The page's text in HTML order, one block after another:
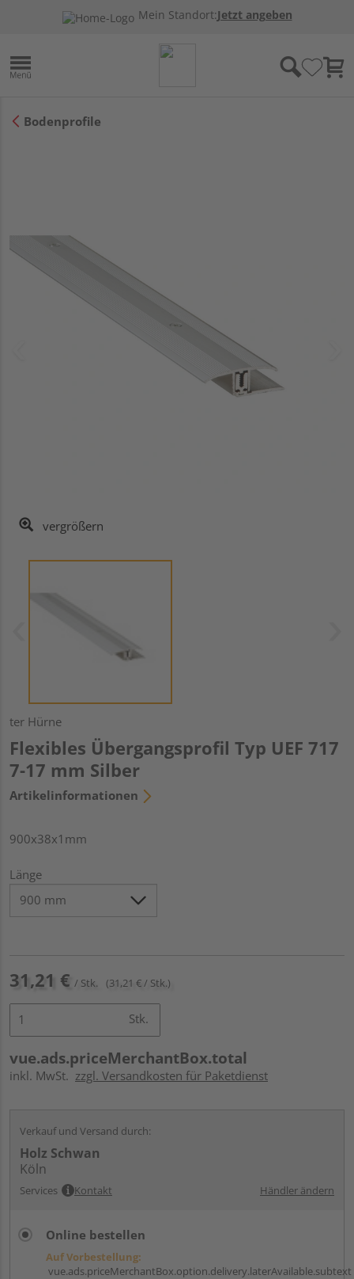
Mein Standort:Jetzt angeben
Bodenprofile
vergrößern
ter Hürne
Flexibles Übergangsprofil Typ UEF 717
7-17 mm Silber
Artikelinformationen
900x38x1mm
Länge
31,21 € / Stk. (31,21 € / Stk.)
Stk.
vue.ads.priceMerchantBox.total
inkl. MwSt. zzgl. Versandkosten für Paketdienst
Verkauf und Versand durch:
Holz Schwan
Köln
Services Kontakt Händler ändern
Online bestellen
Auf Vorbestellung:
vue.ads.priceMerchantBox.option.delivery.laterAvailable.subtext